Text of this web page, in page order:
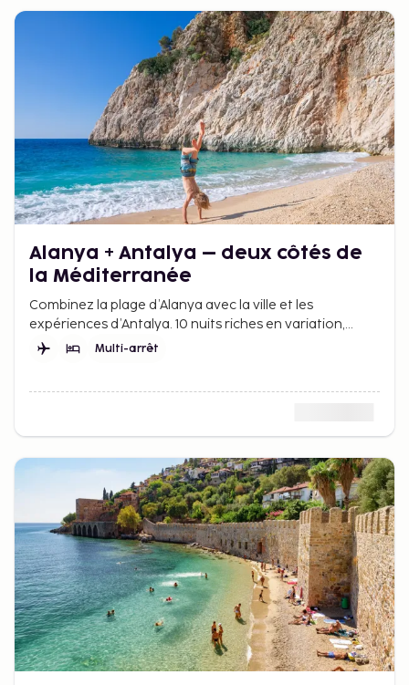
Alanya + Antalya – deux côtés de
la Méditerranée
Combinez la plage d’Alanya avec la ville et les
expériences d’Antalya. 10 nuits riches en variation,
ambiance méditerranéenne et rythme détendu.
Multi-arrêt